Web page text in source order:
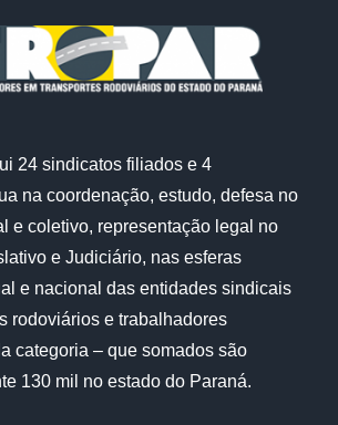
24 sindicatos filiados e 4
na coordenação, estudo, defesa no
e coletivo, representação legal no
e Judiciário, nas esferas
e nacional das entidades sindicais
rodoviários e trabalhadores
categoria – que somados são
130 mil no estado do Paraná.